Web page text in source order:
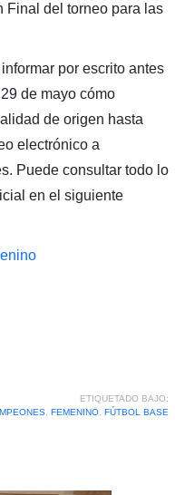
Final del torneo para las
por escrito antes
de mayo cómo
de origen hasta
electrónico a
Puede consultar todo lo
en el siguiente
ETIQUETADO BAJO:
, FEMENINO, FÚTBOL BASE